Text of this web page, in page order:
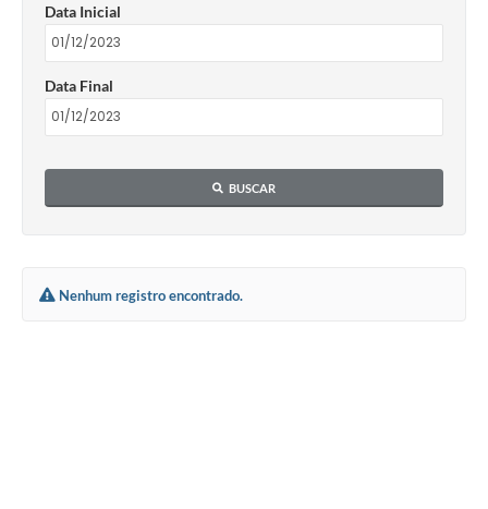
Data Inicial
Data Final
BUSCAR
Nenhum registro encontrado.